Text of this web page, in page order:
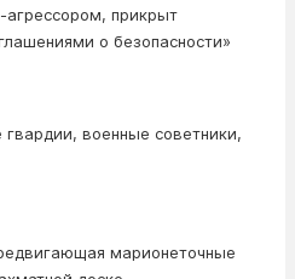
агрессором, прикрыт
о безопасности»
военные советники,
марионеточные